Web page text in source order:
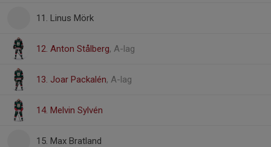
11. Linus Mörk
12. Anton Stålberg, A-lag
13. Joar Packalén, A-lag
14. Melvin Sylvén
15. Max Bratland